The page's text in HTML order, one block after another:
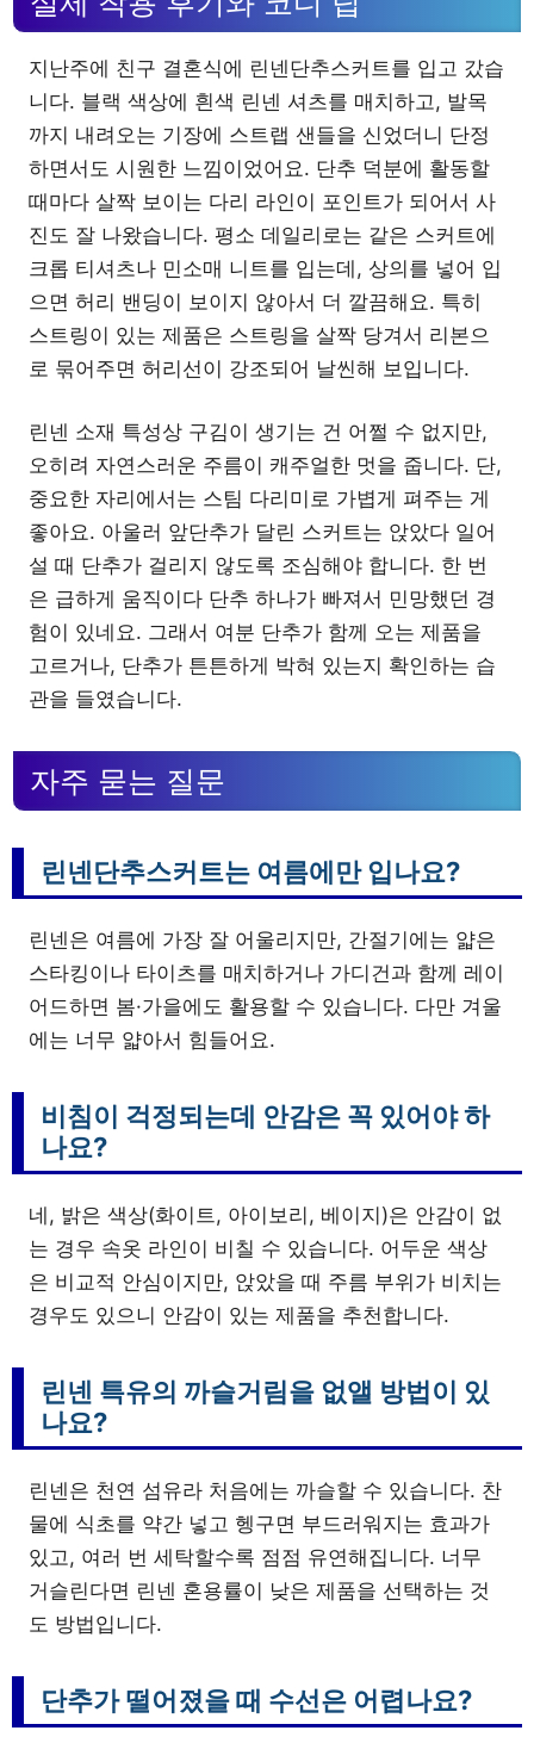
지난주에 친구 결혼식에 린넨단추스커트를 입고 갔습
니다. 블랙 색상에 흰색 린넨 셔츠를 매치하고, 발목
까지 내려오는 기장에 스트랩 샌들을 신었더니 단정
하면서도 시원한 느낌이었어요. 단추 덕분에 활동할
때마다 살짝 보이는 다리 라인이 포인트가 되어서 사
진도 잘 나왔습니다. 평소 데일리로는 같은 스커트에
크롭 티셔츠나 민소매 니트를 입는데, 상의를 넣어 입
으면 허리 밴딩이 보이지 않아서 더 깔끔해요. 특히
스트링이 있는 제품은 스트링을 살짝 당겨서 리본으
로 묶어주면 허리선이 강조되어 날씬해 보입니다.
린넨 소재 특성상 구김이 생기는 건 어쩔 수 없지만,
오히려 자연스러운 주름이 캐주얼한 멋을 줍니다. 단,
중요한 자리에서는 스팀 다리미로 가볍게 펴주는 게
좋아요. 아울러 앞단추가 달린 스커트는 앉았다 일어
설 때 단추가 걸리지 않도록 조심해야 합니다. 한 번
은 급하게 움직이다 단추 하나가 빠져서 민망했던 경
험이 있네요. 그래서 여분 단추가 함께 오는 제품을
고르거나, 단추가 튼튼하게 박혀 있는지 확인하는 습
관을 들였습니다.
자주 묻는 질문
린넨단추스커트는 여름에만 입나요?
린넨은 여름에 가장 잘 어울리지만, 간절기에는 얇은
스타킹이나 타이츠를 매치하거나 가디건과 함께 레이
어드하면 봄·가을에도 활용할 수 있습니다. 다만 겨울
에는 너무 얇아서 힘들어요.
비침이 걱정되는데 안감은 꼭 있어야 하
나요?
네, 밝은 색상(화이트, 아이보리, 베이지)은 안감이 없
는 경우 속옷 라인이 비칠 수 있습니다. 어두운 색상
은 비교적 안심이지만, 앉았을 때 주름 부위가 비치는
경우도 있으니 안감이 있는 제품을 추천합니다.
린넨 특유의 까슬거림을 없앨 방법이 있
나요?
린넨은 천연 섬유라 처음에는 까슬할 수 있습니다. 찬
물에 식초를 약간 넣고 헹구면 부드러워지는 효과가
있고, 여러 번 세탁할수록 점점 유연해집니다. 너무
거슬린다면 린넨 혼용률이 낮은 제품을 선택하는 것
도 방법입니다.
단추가 떨어졌을 때 수선은 어렵나요?